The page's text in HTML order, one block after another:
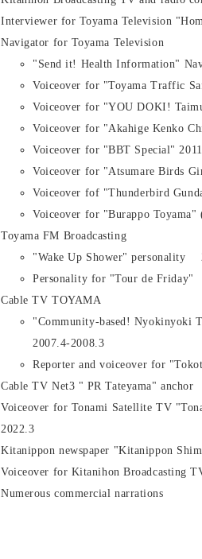
Interviewer for Toyama Television
Navigator for Toyama Television
"Send it! Health Information"
Voiceover for "Toyama Traffic
Voiceover for "YOU DOKI!
Voiceover for "Akahige Kenko
Voiceover for "BBT Special"
Voiceover for "Atsumare Birds
Voiceover fof "Thunderbird
Voiceover for "Burappo Toyama"
Toyama FM Broadcasting
"Wake Up Shower" personality
Personality for "Tour de
Cable TV TOYAMA
"Community-based! Nyokinyoki
2007.4-2008.3
Reporter and voiceover for
Cable TV Net3 " PR Tateyama"
Voiceover for Tonami Satellite TV
2022.3
Kitanippon newspaper "Kitanippon
Voiceover for Kitanihon Broadcasting
Numerous commercial narrations